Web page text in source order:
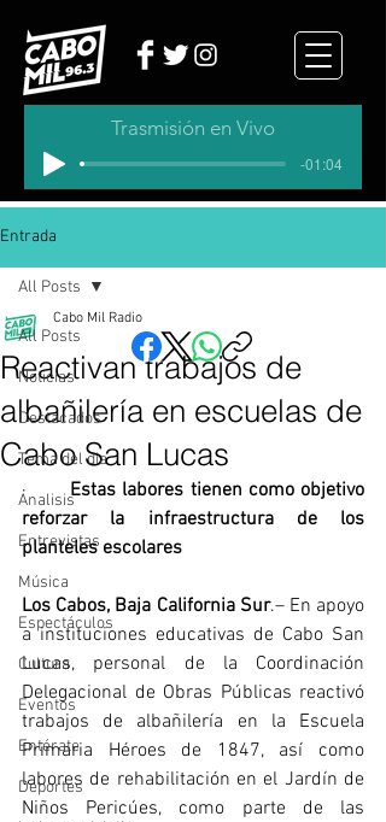
Trasmisión en Vivo
-01:04
Entrada
All Posts
Noticias
Destacados
Tema del dia
Analisis
Entrevistas
Música
Espectáculos
Cultura
Eventos
Entérate
Deportes
All Posts
Reactivan trabajos de
albañilería en escuelas de
Cabo San Lucas
Cabo Mil Radio
· Estas labores tienen como objetivo
reforzar la infraestructura de los
planteles escolares
Los Cabos, Baja California Sur.– En apoyo
a instituciones educativas de Cabo San
Lucas, personal de la Coordinación
Delegacional de Obras Públicas reactivó
trabajos de albañilería en la Escuela
Primaria Héroes de 1847, así como
labores de rehabilitación en el Jardín de
Niños Pericúes, como parte de las